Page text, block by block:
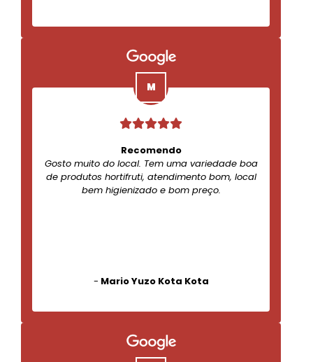
Recomendo
Gosto muito do local. Tem uma variedade boa
de produtos hortifruti, atendimento bom, local
bem higienizado e bom preço.
- Mario Yuzo Kota Kota